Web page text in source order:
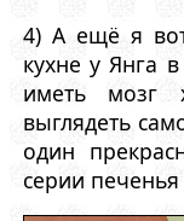
4) А ещё я
кухне у Янга
иметь мозг
выглядеть
один
серии